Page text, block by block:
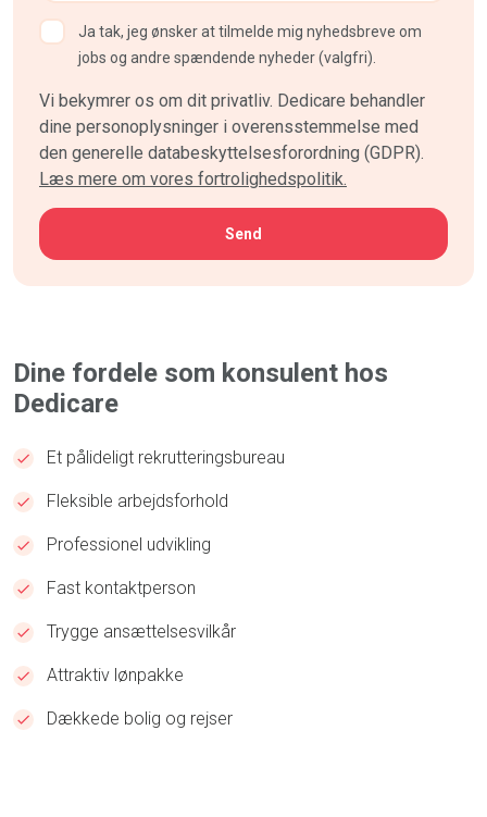
Ja tak, jeg ønsker at tilmelde mig nyhedsbreve om
jobs og andre spændende nyheder (valgfri).
Vi bekymrer os om dit privatliv. Dedicare behandler
dine personoplysninger i overensstemmelse med
den generelle databeskyttelsesforordning (GDPR).
Læs mere om vores fortrolighedspolitik.
CAPTCHA
Dine fordele som konsulent hos
Dedicare
Et pålideligt rekrutteringsbureau
Fleksible arbejdsforhold
Professionel udvikling
Fast kontaktperson
Trygge ansættelsesvilkår
Attraktiv lønpakke
Dækkede bolig og rejser